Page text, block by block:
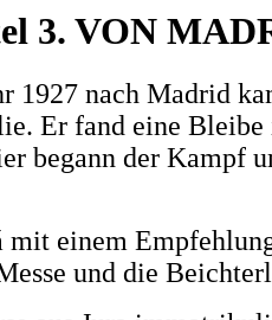
3. VON
nach Madrid
Er fand eine
begann der Kampf
einem
und die